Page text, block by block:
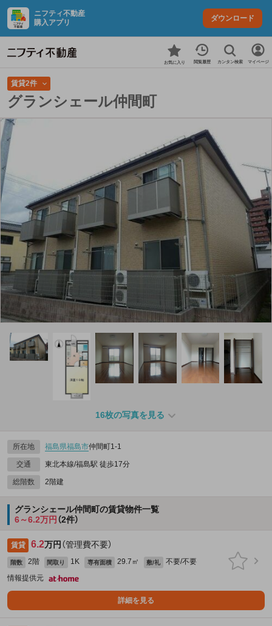
ニフティ不動産
購入アプリ
ダウンロード
お気に入り 閲覧履歴 カンタン検索 マイページ
賃貸2件
グランシェール仲間町
16枚の写真を見る
所在地 福島県福島市仲間町1-1
交通 東北本線/福島駅 徒歩17分
総階数 2階建
グランシェール仲間町の賃貸物件一覧
6～6.2万円 （2件）
賃貸 6.2万円 （管理費不要）
階数 2階 間取り 1K 専有面積 29.7㎡ 敷/礼
不要/不要
情報提供元
詳細を見る